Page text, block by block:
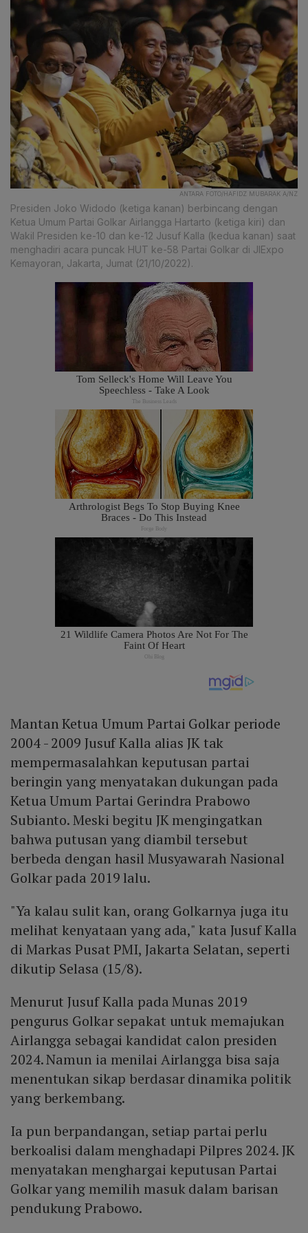
ANTARA FOTO/HAFIDZ MUBARAK A/NZ
Presiden Joko Widodo (ketiga kanan) berbincang dengan
Ketua Umum Partai Golkar Airlangga Hartarto (ketiga kiri) dan
Wakil Presiden ke-10 dan ke-12 Jusuf Kalla (kedua kanan) saat
menghadiri acara puncak HUT ke-58 Partai Golkar di JIExpo
Kemayoran, Jakarta, Jumat (21/10/2022).
Mantan Ketua Umum Partai Golkar periode
2004 - 2009 Jusuf Kalla alias JK tak
mempermasalahkan keputusan partai
beringin yang menyatakan dukungan pada
Ketua Umum Partai Gerindra Prabowo
Subianto. Meski begitu JK mengingatkan
bahwa putusan yang diambil tersebut
berbeda dengan hasil Musyawarah Nasional
Golkar pada 2019 lalu.
"Ya kalau sulit kan, orang Golkarnya juga itu
melihat kenyataan yang ada," kata Jusuf Kalla
di Markas Pusat PMI, Jakarta Selatan, seperti
dikutip Selasa (15/8).
Menurut Jusuf Kalla pada Munas 2019
pengurus Golkar sepakat untuk memajukan
Airlangga sebagai kandidat calon presiden
2024. Namun ia menilai Airlangga bisa saja
menentukan sikap berdasar dinamika politik
yang berkembang.
Ia pun berpandangan, setiap partai perlu
berkoalisi dalam menghadapi Pilpres 2024. JK
menyatakan menghargai keputusan Partai
Golkar yang memilih masuk dalam barisan
pendukung Prabowo.